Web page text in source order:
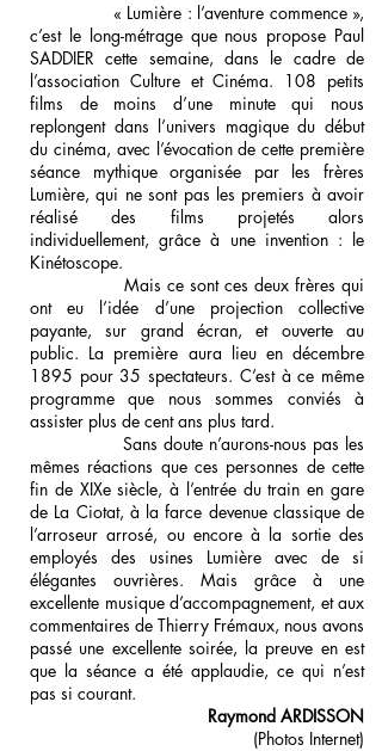
« Lumière : l’aventure commence »,
c’est le long-métrage que nous propose Paul
SADDIER cette semaine, dans le cadre de
l’association Culture et Cinéma. 108 petits
films de moins d’une minute qui nous
replongent dans l’univers magique du début
du cinéma, avec l’évocation de cette première
séance mythique organisée par les frères
Lumière, qui ne sont pas les premiers à avoir
réalisé des films projetés alors
individuellement, grâce à une invention : le
Kinétoscope.
Mais ce sont ces deux frères qui
ont eu l’idée d’une projection collective
payante, sur grand écran, et ouverte au
public. La première aura lieu en décembre
1895 pour 35 spectateurs. C’est à ce même
programme que nous sommes conviés à
assister plus de cent ans plus tard.
Sans doute n’aurons-nous pas les
mêmes réactions que ces personnes de cette
fin de XIXe siècle, à l’entrée du train en gare
de La Ciotat, à la farce devenue classique de
l’arroseur arrosé, ou encore à la sortie des
employés des usines Lumière avec de si
élégantes ouvrières. Mais grâce à une
excellente musique d’accompagnement, et aux
commentaires de Thierry Frémaux, nous avons
passé une excellente soirée, la preuve en est
que la séance a été applaudie, ce qui n’est
pas si courant.
Raymond ARDISSON
(Photos Internet)